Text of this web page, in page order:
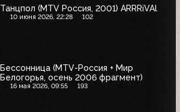
Танцпол (MTV Россия, 2001) ARRRiVAl
10 июня 2026, 22:28 102
Бессонница (MTV-Россия + Мир
Белогорья, осень 2006 фрагмент)
16 мая 2026, 09:55 193